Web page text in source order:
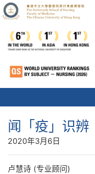
闻「疫」识辨
2020年3月6日
卢慧诗 (专业顾问)